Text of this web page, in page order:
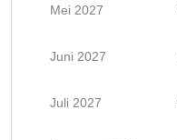
Mei 2027
Juni 2027
Juli 2027